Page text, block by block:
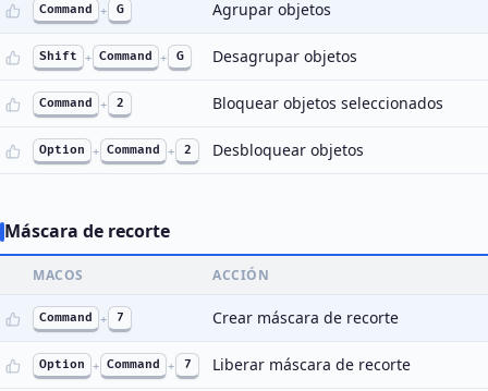
Command + G Agrupar objetos
Shift + Command + G Desagrupar objetos
Command + 2 Bloquear objetos seleccionados
Option + Command + 2 Desbloquear objetos
Máscara de recorte
MACOS ACCIÓN
Command + 7 Crear máscara de recorte
Option + Command + 7 Liberar máscara de recorte